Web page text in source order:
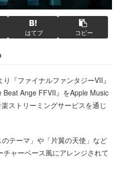
はてブ コピー
『ファイナルファンタジーVII』
Ange FFVII』をApple Music
ストリーミングサービスを通じ
テーマ」や「片翼の天使」など
ャーベース風にアレンジされて